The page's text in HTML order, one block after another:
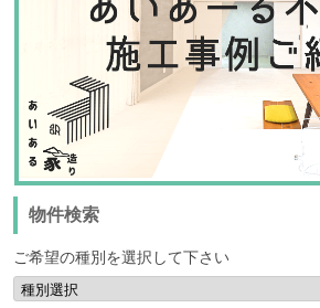
物件検索
ご希望の種別を選択して下さい